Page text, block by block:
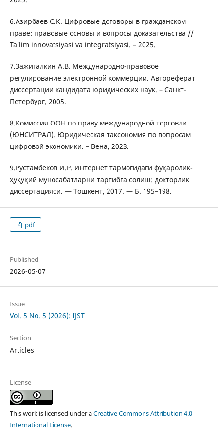
6.Азирбаев С.К. Цифровые договоры в гражданском
праве: правовые основы и вопросы доказательства //
Ta’lim innovatsiyasi va integratsiyasi. – 2025.
7.Зажигалкин А.В. Международно-правовое
регулирование электронной коммерции. Автореферат
диссертации кандидата юридических наук. – Санкт-
Петербург, 2005.
8.Комиссия ООН по праву международной торговли
(ЮНСИТРАЛ). Юридическая таксономия по вопросам
цифровой экономики. – Вена, 2023.
9.Рустамбеков И.Р. Интернет тармоғидаги фуқаролик-
ҳуқуқий муносабатларни тартибга солиш: докторлик
диссертацияси. — Тошкент, 2017. — Б. 195–198.
pdf
Published
2026-05-07
Issue
Vol. 5 No. 5 (2026): IJST
Section
Articles
License
This work is licensed under aCreative Commons Attribution 4.0
International License.